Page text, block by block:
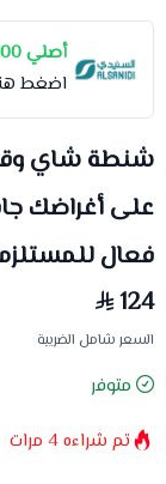
أصلي 100%
اضغط
على أغراضك
فعال
124
السعر شامل الضريبة
متوفر
تم شراءه4 مرات